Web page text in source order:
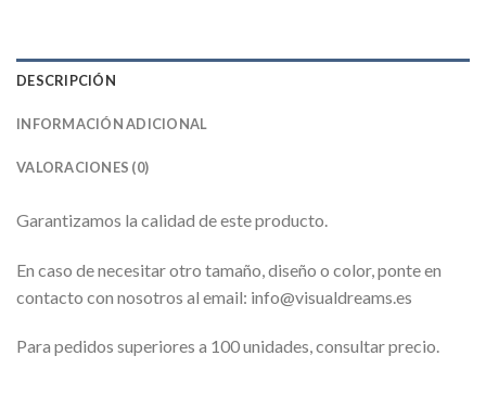
DESCRIPCIÓN
INFORMACIÓN ADICIONAL
VALORACIONES (0)
Garantizamos la calidad de este producto.
En caso de necesitar otro tamaño, diseño o color, ponte en
contacto con nosotros al email: info@visualdreams.es
Para pedidos superiores a 100 unidades, consultar precio.